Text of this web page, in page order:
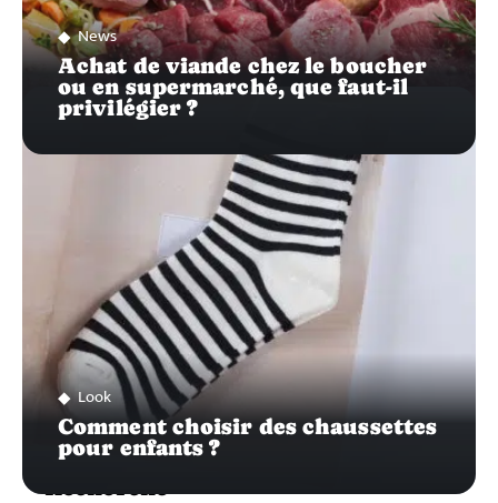
News
Achat de viande chez le boucher
ou en supermarché, que faut-il
privilégier ?
Look
Comment choisir des chaussettes
pour enfants ?
Recherche